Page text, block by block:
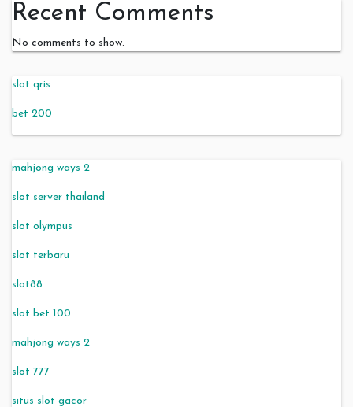
Recent Comments
No comments to show.
slot qris
bet 200
mahjong ways 2
slot server thailand
slot olympus
slot terbaru
slot88
slot bet 100
mahjong ways 2
slot 777
situs slot gacor